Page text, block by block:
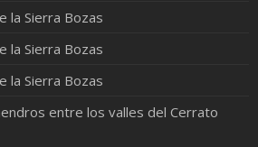
la Sierra Bozas
la Sierra Bozas
la Sierra Bozas
entre los valles del Cerrato